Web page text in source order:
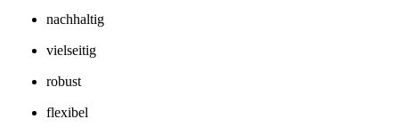
nachhaltig
vielseitig
robust
flexibel